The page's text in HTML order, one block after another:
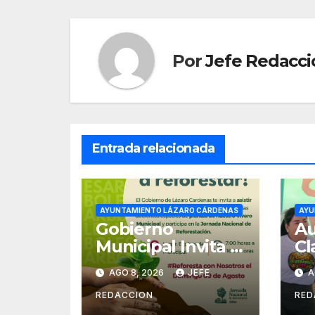
PorJefe
Entrada relacionada
AYUNTAMIENTO LÁZARO CÁRDENAS
Gobierno
Municipal Invita a
Campaña
Nacional de
Reforestación
AGO 8, 2026 JEFE
REDACCION